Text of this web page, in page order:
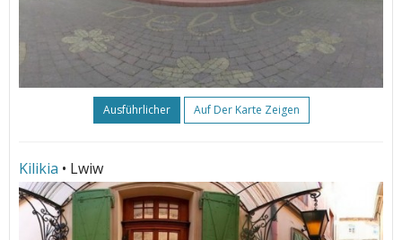
Ausführlicher Auf Der Karte Zeigen
Kilikia • Lwiw